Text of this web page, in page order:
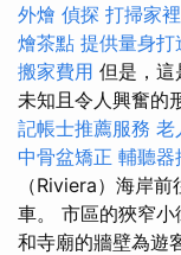
外燴 偵探 打掃家
燴茶點 提供量身打
搬家費用 但是，這
未知且令人興奮的
記帳士推薦服務 老
中骨盆矯正 輔聽器
（Riviera）海岸
車。 市區的狹窄
和寺廟的牆壁為遊